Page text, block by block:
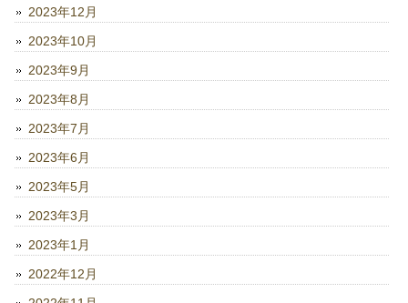
2023年12月
2023年10月
2023年9月
2023年8月
2023年7月
2023年6月
2023年5月
2023年3月
2023年1月
2022年12月